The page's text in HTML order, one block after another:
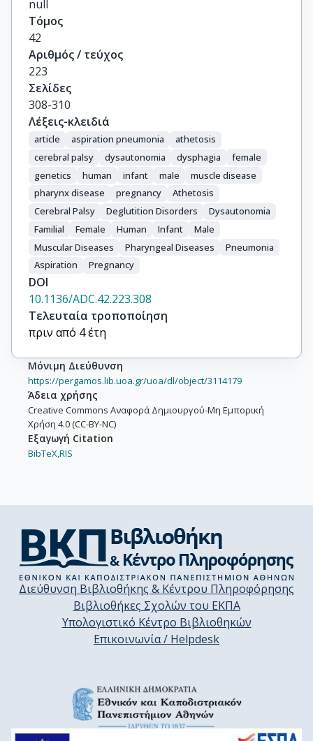
null
Τόμος
42
Αριθμός / τεύχος
223
Σελίδες
308-310
Λέξεις-κλειδιά
article aspiration pneumonia
athetosis
cerebral palsy
dysautonomia dysphagia
female
genetics
human infant male
muscle disease
pharynx disease
pregnancy
Athetosis
Cerebral Palsy
Deglutition Disorders
Dysautonomia
Familial
Female Human Infant
Male
Muscular Diseases
Pharyngeal Diseases
Pneumonia
Aspiration
Pregnancy
DOI
10.1136/ADC.42.223.308
Τελευταία τροποποίηση
πριν από 4 έτη
Μόνιμη Διεύθυνση
https://pergamos.lib.uoa.gr/uoa/dl/object/3114179
Άδεια χρήσης
Creative Commons Αναφορά Δημιουργού-Μη Εμπορική
Χρήση 4.0 (CC-BY-NC)
Εξαγωγή Citation
BibTeX,RIS
Διεύθυνση Βιβλιοθήκης & Κέντρου Πληροφόρησης
Βιβλιοθήκες Σχολών του ΕΚΠΑ
Υπολογιστικό Κέντρο Βιβλιοθηκών
Επικοινωνία / Helpdesk